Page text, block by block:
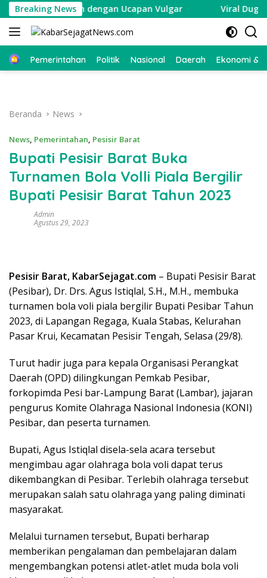
Langsung
ke
konten
Breaking News
Wartawan dengan Ucapan Vulgar Viral Dugaan
Beranda
Pemerintahan Politik Nasional Daerah Ekonomi &
Beranda News
News, Pemerintahan, Pesisir Barat
Bupati Pesisir Barat Buka
Turnamen Bola Volli Piala Bergilir
Bupati Pesisir Barat Tahun 2023
Admin
Agustus 29, 2023
Pesisir Barat, KabarSejagat.com – Bupati Pesisir Barat
(Pesibar), Dr. Drs. Agus Istiqlal, S.H., M.H., membuka
turnamen bola voli piala bergilir Bupati Pesibar Tahun
2023, di Lapangan Regaga, Kuala Stabas, Kelurahan
Pasar Krui, Kecamatan Pesisir Tengah, Selasa (29/8).
Turut hadir juga para kepala Organisasi Perangkat
Daerah (OPD) dilingkungan Pemkab Pesibar,
forkopimda Pesi bar-Lampung Barat (Lambar), jajaran
pengurus Komite Olahraga Nasional Indonesia (KONI)
Pesibar, dan peserta turnamen.
Bupati, Agus Istiqlal disela-sela acara tersebut
mengimbau agar olahraga bola voli dapat terus
dikembangkan di Pesibar. Terlebih olahraga tersebut
merupakan salah satu olahraga yang paling diminati
masyarakat.
Melalui turnamen tersebut, Bupati berharap
memberikan pengalaman dan pembelajaran dalam
mengembangkan potensi atlet-atlet muda bola voli